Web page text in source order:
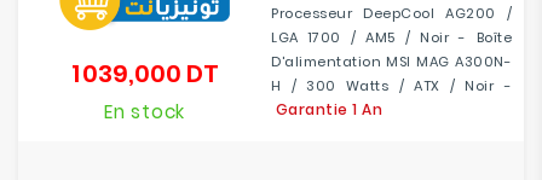
Processeur DeepCool AG200 /
LGA 1700 / AM5 / Noir - Boîte
D'alimentation MSI MAG A300N-
H / 300 Watts / ATX / Noir -
Garantie 1 An
1 039,000 DTPrix
En stock